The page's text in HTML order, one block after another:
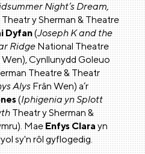
Night’s Dream,
Theatr y Sherman & Theatre
Dyfan(Joseph K and the
RidgeNational Theatre
Cynllunydd Goleuo
Theatre & Theatr
AlysFrân Wen) a’r
(Iphigenia yn Splott
Theatr y Sherman &
MaeEnfys Clarayn
sy'n rôl gyflogedig.